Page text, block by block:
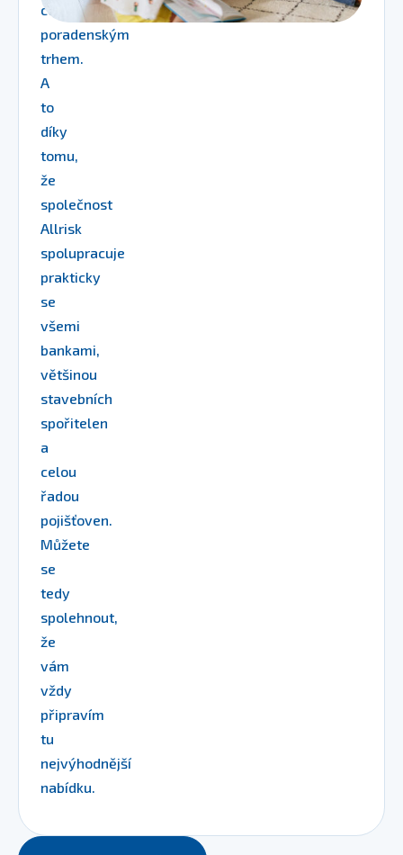
celým
poradenským
trhem.
A
to
díky
tomu,
že
společnost
Allrisk
spolupracuje
prakticky
se
všemi
bankami,
většinou
stavebních
spořitelen
a
celou
řadou
pojišťoven.
Můžete
se
tedy
spolehnout,
že
vám
vždy
připravím
tu
nejvýhodnější
nabídku.